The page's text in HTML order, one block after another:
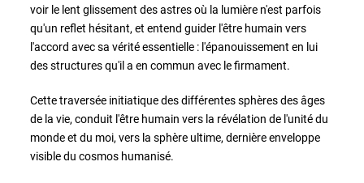
voir le lent glissement des astres où la lumière n'est parfois
qu'un reflet hésitant, et entend guider l'être humain vers
l'accord avec sa vérité essentielle : l'épanouissement en lui
des structures qu'il a en commun avec le firmament.
Cette traversée initiatique des différentes sphères des âges
de la vie, conduit l'être humain vers la révélation de l'unité du
monde et du moi, vers la sphère ultime, dernière enveloppe
visible du cosmos humanisé.